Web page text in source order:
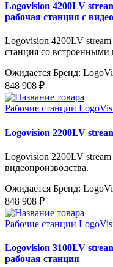
Logovision 4200LV
рабочая станция с
Logovision 4200LV
станция со встроенными
Ожидается Бренд:
848 908 ₽
Рабочие станции
Logovision 2200LV
Logovision 2200LV stream
видеопроизводства.
Ожидается Бренд:
848 908 ₽
Рабочие станции
Logovision 3100LV
рабочая станция